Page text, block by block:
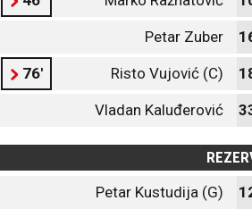
Petar Zuber
76' Risto Vujović (C)
Vladan Kaluđerović
Petar Kustudija (G)